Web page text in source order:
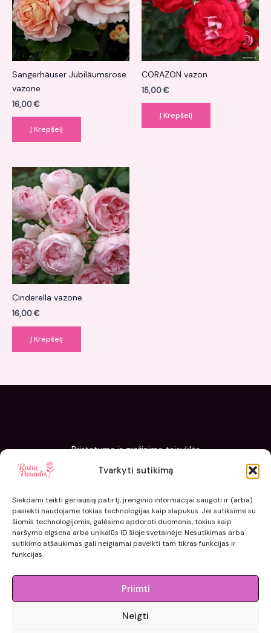
Tvarkyti sutikimą
Siekdami teikti geriausią patirtį, įrenginio informacijai saugoti ir (arba)
pasiekti naudojame tokias technologijas kaip slapukus. Jei sutiksime su
šiomis technologijomis, galėsime apdoroti duomenis, tokius kaip
naršymo elgsena arba unikalūs ID šioje svetainėje. Nesutikimas arba
sutikimo atšaukimas gali neigiamai paveikti tam tikras funkcijas ir
funkcijas.
Priimti
Neigti
Sangerhäuser Jubiläumsrose
vazone
16,00€
Į Krepšelį
CORAZON vazon
15,00€
Į Krepšelį
Cinderella vazone
16,00€
Į Krepšelį
Pristatymo ir grąžinimo taisyklės
Slapukų politika